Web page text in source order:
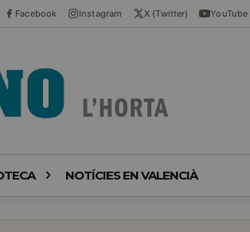
Facebook Instagram X (Twitter) YouTube
NOTÍCIES EN VALENCIÀ